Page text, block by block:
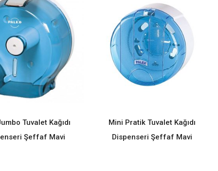
READ MORE
Tuvalet Kağıdı
Şeffaf Mavi
READ MORE
Mini Pratik Tuvalet Kağıdı
Dispenseri Şeffaf Mavi